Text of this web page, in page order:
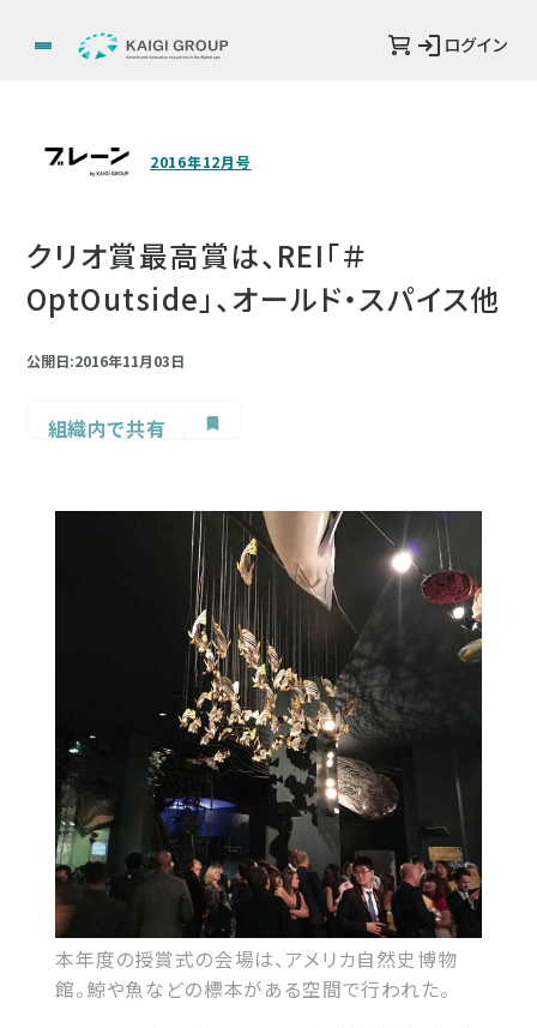
ログイン
2016年12月号
クリオ賞最高賞は、REI「＃
OptOutside」、オールド・スパイス他
公開日:2016年11月03日
組織内で共有
本年度の授賞式の会場は、アメリカ自然史博物
館。鯨や魚などの標本がある空間で行われた。